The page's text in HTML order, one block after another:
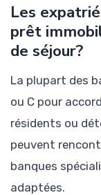
Les
prêt
de séjour?
La plupart des
ou C pour
résidents ou
peuvent
banques
adaptées.